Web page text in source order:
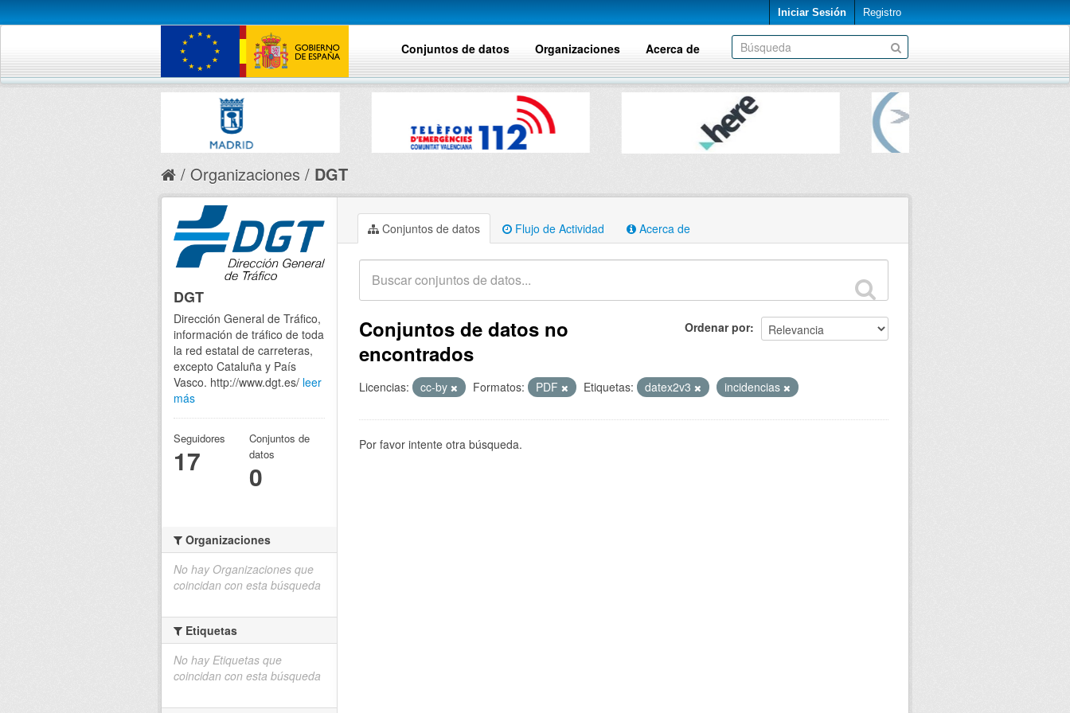
Iniciar Sesión Registro
Conjuntos de datos Organizaciones Acerca de
Organizaciones DGT
Conjuntos de datos Flujo de Actividad Acerca de
Ordenar por
Conjuntos de datos no
encontrados
Licencias: cc-by Formatos: PDF Etiquetas: datex2v3 incidencias
Por favor intente otra búsqueda.
DGT
Dirección General de Tráfico,
información de tráfico de toda
la red estatal de carreteras,
excepto Cataluña y País
Vasco. http://www.dgt.es/ leer
más
Seguidores
17
Conjuntos de
datos
0
Organizaciones
No hay Organizaciones que
coincidan con esta búsqueda
Etiquetas
No hay Etiquetas que
coincidan con esta búsqueda